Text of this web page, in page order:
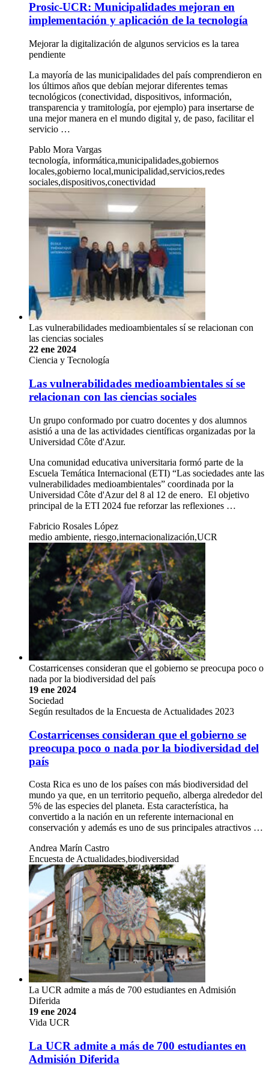
Prosic-UCR: Municipalidades mejoran en
implementación y aplicación de la tecnología
Mejorar la digitalización de algunos servicios es la tarea
pendiente
La mayoría de las municipalidades del país comprendieron en
los últimos años que debían mejorar diferentes temas
tecnológicos (conectividad, dispositivos, información,
transparencia y tramitología, por ejemplo) para insertarse de
una mejor manera en el mundo digital y, de paso, facilitar el
servicio …
Pablo Mora Vargas
tecnología, informática,municipalidades,gobiernos
locales,gobierno local,municipalidad,servicios,redes
sociales,dispositivos,conectividad
Las vulnerabilidades medioambientales sí se relacionan con
las ciencias sociales
22 ene 2024
Ciencia y Tecnología
Las vulnerabilidades medioambientales sí se
relacionan con las ciencias sociales
Un grupo conformado por cuatro docentes y dos alumnos
asistió a una de las actividades científicas organizadas por la
Universidad Côte d'Azur.
Una comunidad educativa universitaria formó parte de la
Escuela Temática Internacional (ETI) “Las sociedades ante las
vulnerabilidades medioambientales” coordinada por la
Universidad Côte d'Azur del 8 al 12 de enero. El objetivo
principal de la ETI 2024 fue reforzar las reflexiones …
Fabricio Rosales López
medio ambiente, riesgo,internacionalización,UCR
Costarricenses consideran que el gobierno se preocupa poco o
nada por la biodiversidad del país
19 ene 2024
Sociedad
Según resultados de la Encuesta de Actualidades 2023
Costarricenses consideran que el gobierno se
preocupa poco o nada por la biodiversidad del
país
Costa Rica es uno de los países con más biodiversidad del
mundo ya que, en un territorio pequeño, alberga alrededor del
5% de las especies del planeta. Esta característica, ha
convertido a la nación en un referente internacional en
conservación y además es uno de sus principales atractivos …
Andrea Marín Castro
Encuesta de Actualidades,biodiversidad
La UCR admite a más de 700 estudiantes en Admisión
Diferida
19 ene 2024
Vida UCR
La UCR admite a más de 700 estudiantes en
Admisión Diferida